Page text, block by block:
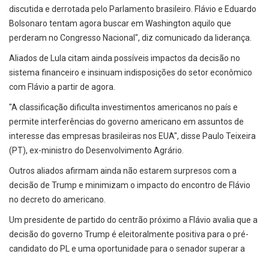
discutida e derrotada pelo Parlamento brasileiro. Flávio e Eduardo
Bolsonaro tentam agora buscar em Washington aquilo que
perderam no Congresso Nacional", diz comunicado da liderança.
Aliados de Lula citam ainda possíveis impactos da decisão no
sistema financeiro e insinuam indisposições do setor econômico
com Flávio a partir de agora.
"A classificação dificulta investimentos americanos no país e
permite interferências do governo americano em assuntos de
interesse das empresas brasileiras nos EUA", disse Paulo Teixeira
(PT), ex-ministro do Desenvolvimento Agrário.
Outros aliados afirmam ainda não estarem surpresos com a
decisão de Trump e minimizam o impacto do encontro de Flávio
no decreto do americano.
Um presidente de partido do centrão próximo a Flávio avalia que a
decisão do governo Trump é eleitoralmente positiva para o pré-
candidato do PL e uma oportunidade para o senador superar a